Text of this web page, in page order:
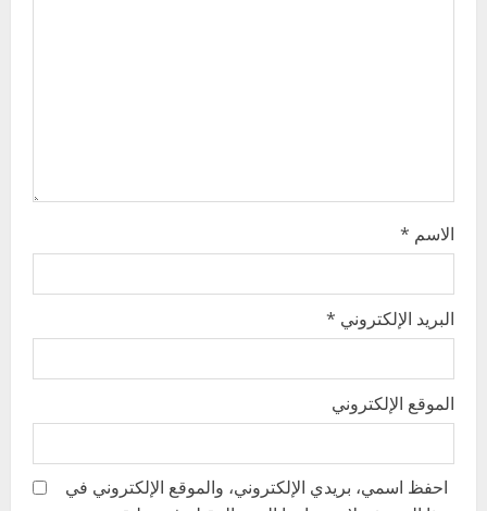
الاسم *
البريد الإلكتروني *
الموقع الإلكتروني
احفظ اسمي، بريدي الإلكتروني، والموقع الإلكتروني في